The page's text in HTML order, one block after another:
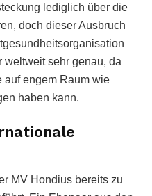
lediglich über die
doch dieser Ausbruch
weltweit sehr genau, da
auf engem Raum wie
haben kann.
MV Hondius bereits zu